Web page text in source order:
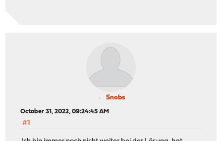
Snobs
October 31, 2022, 09:24:45 AM
#1